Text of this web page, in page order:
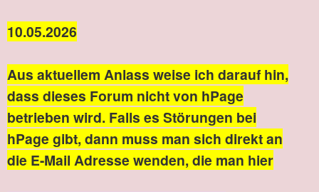
10.05.2026
Aus aktuellem Anlass weise ich darauf hin,
dass dieses Forum nicht von hPage
betrieben wird. Falls es Störungen bei
hPage gibt, dann muss man sich direkt an
die E-Mail Adresse wenden, die man hier